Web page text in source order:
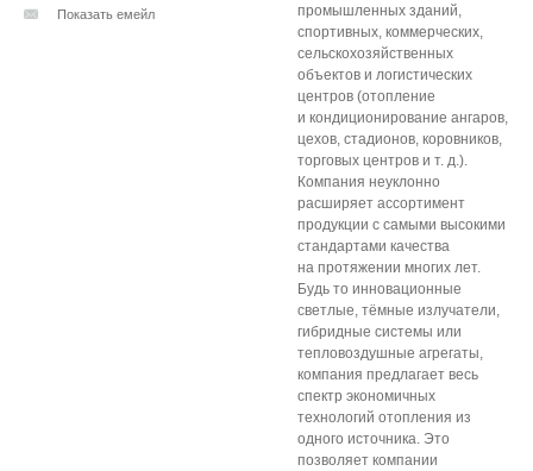
Показать емейл
промышленных зданий,
спортивных, коммерческих,
сельскохозяйственных
объектов и логистических
центров (отопление
и кондиционирование ангаров,
цехов, стадионов, коровников,
торговых центров и т. д.).
Компания неуклонно
расширяет ассортимент
продукции с самыми высокими
стандартами качества
на протяжении многих лет.
Будь то инновационные
светлые, тёмные излучатели,
гибридные системы или
тепловоздушные агрегаты,
компания предлагает весь
спектр экономичных
технологий отопления из
одного источника. Это
позволяет компании